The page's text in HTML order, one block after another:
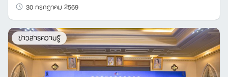
30 กรกฎาคม 2569
ข่าวสารความรู้